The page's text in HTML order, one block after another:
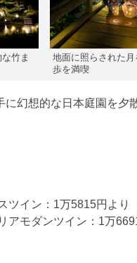
竹ま
地面に照らされた
歩を満喫
幻想的な日本庭園を夕
イン：1万5815円より
モダンツイン：1万